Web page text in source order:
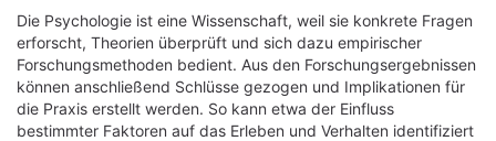
Die Psychologie ist eine Wissenschaft, weil sie konkrete Fragen
erforscht, Theorien überprüft und sich dazu empirischer
Forschungsmethoden bedient. Aus den Forschungsergebnissen
können anschließend Schlüsse gezogen und Implikationen für
die Praxis erstellt werden. So kann etwa der Einfluss
bestimmter Faktoren auf das Erleben und Verhalten identifiziert